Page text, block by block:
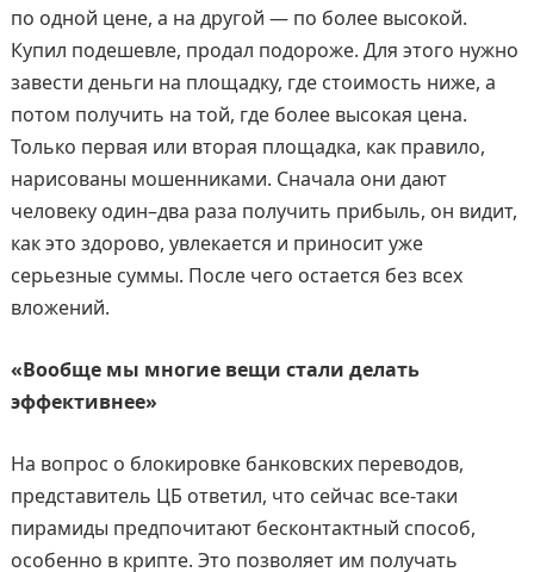
по одной цене, а на другой — по более высокой.
Купил подешевле, продал подороже. Для этого нужно
завести деньги на площадку, где стоимость ниже, а
потом получить на той, где более высокая цена.
Только первая или вторая площадка, как правило,
нарисованы мошенниками. Сначала они дают
человеку один–два раза получить прибыль, он видит,
как это здорово, увлекается и приносит уже
серьезные суммы. После чего остается без всех
вложений.
«Вообще мы многие вещи стали делать
эффективнее»
На вопрос о блокировке банковских переводов,
представитель ЦБ ответил, что сейчас все-таки
пирамиды предпочитают бесконтактный способ,
особенно в крипте. Это позволяет им получать